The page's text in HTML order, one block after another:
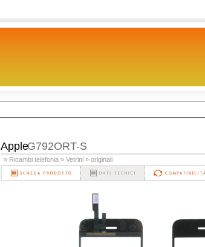
AppleG792ORT-S
» Ricambi telefonia » Vetrini » originali